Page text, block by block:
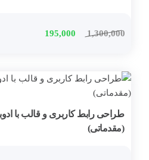
Veeam
شبیه سازهای شبکه Simulation
تشریح سوالات آزمون بین المللی
KVM Linux
1,300,000
قیمت
بود.
195,000
است.
(مقدماتی)